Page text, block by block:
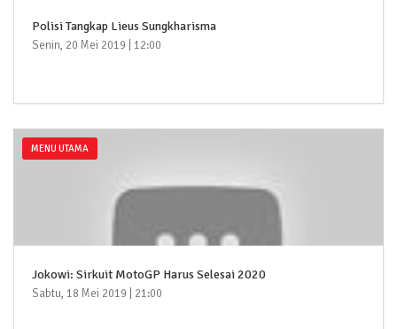
Polisi Tangkap Lieus Sungkharisma
Senin, 20 Mei 2019 | 12:00
MENU UTAMA
Jokowi: Sirkuit MotoGP Harus Selesai 2020
Sabtu, 18 Mei 2019 | 21:00